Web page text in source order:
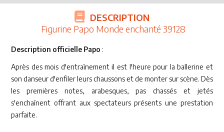
DESCRIPTION
Figurine Papo Monde enchanté 39128
Description officielle Papo :
Après des mois d'entraînement il est l'heure pour la ballerine et
son danseur d'enfiler leurs chaussons et de monter sur scène. Dès
les premières notes, arabesques, pas chassés et jetés
s'enchaînent offrant aux spectateurs présents une prestation
parfaite.